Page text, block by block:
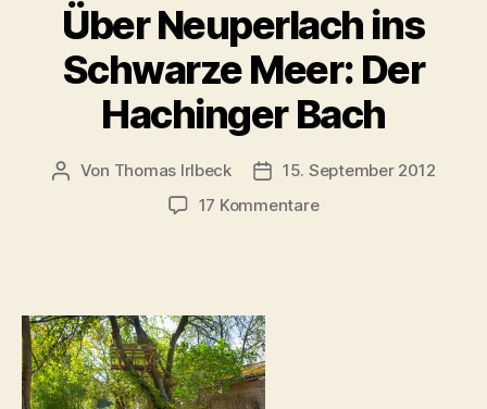
Über Neuperlach ins
Schwarze Meer: Der
Hachinger Bach
Beitragsautor
Von Thomas Irlbeck Veröffentlichungsdatum
15. September 2012
17 Kommentarezu